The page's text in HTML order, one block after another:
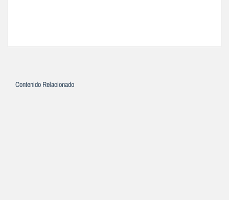
Contenido Relacionado